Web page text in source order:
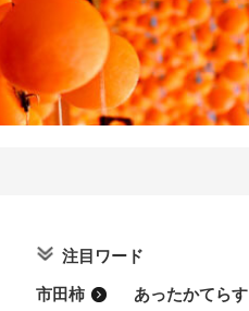
注目ワード
市田柿
あったかてらす